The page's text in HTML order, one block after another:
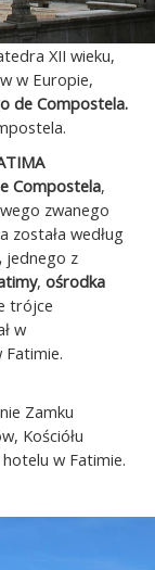
XII wieku,
w Europie,
de Compostela.
Compostela,
zwanego
została według
jednego z
, ośrodka
trójce
w
Fatimie.
Zamku
Kościółu
w Fatimie.